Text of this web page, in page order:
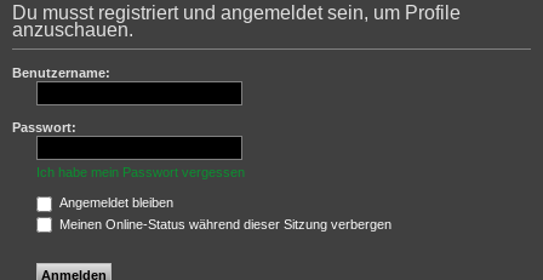
h
Du musst registriert und angemeldet sein, um Profile
anzuschauen.
Benutzername:
Passwort:
Ich habe mein Passwort vergessen
Angemeldet bleiben
Meinen Online-Status während dieser Sitzung verbergen